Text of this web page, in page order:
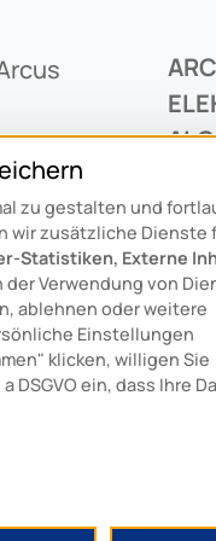
D-
zu gestalten und
wir zusätzliche Dienste
Statistiken, Externe
der Verwendung von
ablehnen oder weitere
Einstellungen
klicken, willigen Sie
DSGVO ein, dass Ihre